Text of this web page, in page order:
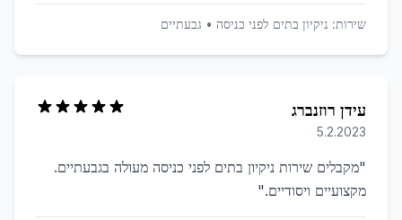
שירות: ניקיון בתים לפני כניסה • גבעתיים
עידן רוזנברג
5.2.2023
"מקבלים שירות ניקיון בתים לפני כניסה מעולה בגבעתיים.
מקצועיים ויסודיים."